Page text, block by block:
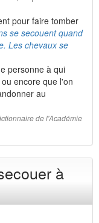
pour faire tomber
se secouent quand
Les chevaux se
personne à qui
encore que l'on
au
de l'Académie
à